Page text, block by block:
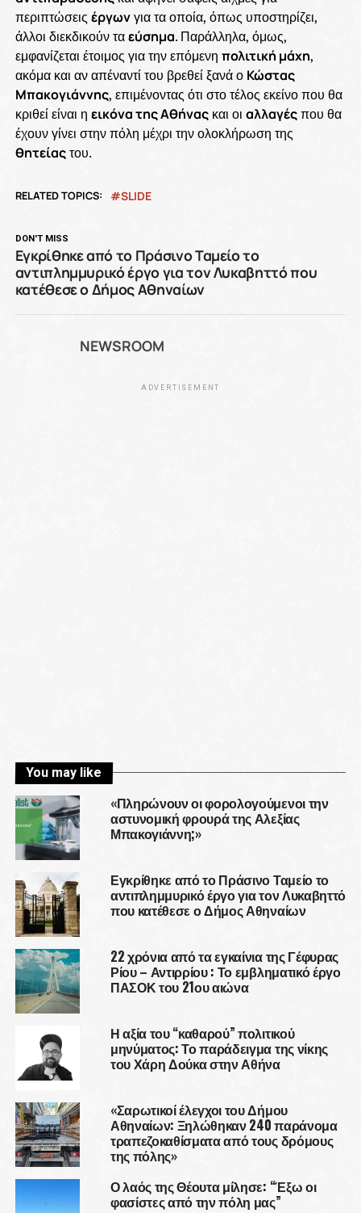
περιπτώσεις έργωνγια τα οποία, όπως υποστηρίζει,
άλλοι διεκδικούν ταεύσημα. Παράλληλα, όμως,
εμφανίζεται έτοιμος για την επόμενη πολιτική μάχη,
ακόμα και αν απέναντί του βρεθεί ξανά ο Κώστας
Μπακογιάννης, επιμένοντας ότι στο τέλος εκείνο που θα
κριθεί είναι η εικόνα της Αθήναςκαι οι αλλαγέςπου θα
έχουν γίνει στην πόλη μέχρι την ολοκλήρωση της
θητείαςτου.
RELATED TOPICS: SLIDE
DON'T MISS
Εγκρίθηκε από το Πράσινο Ταμείο το
αντιπλημμυρικό έργο για τον Λυκαβηττό που
κατέθεσε ο Δήμος Αθηναίων
NEWSROOM
ADVERTISEMENT
You may like
«Πληρώνουν οι φορολογούμενοι την
αστυνομική φρουρά της Αλεξίας
Μπακογιάννη;»
Εγκρίθηκε από το Πράσινο Ταμείο το
αντιπλημμυρικό έργο για τον Λυκαβηττό
που κατέθεσε ο Δήμος Αθηναίων
22 χρόνια από τα εγκαίνια της Γέφυρας
Ρίου – Αντιρρίου : Το εμβληματικό έργο
ΠΑΣΟΚ του 21ου αιώνα
Η αξία του “καθαρού” πολιτικού
μηνύματος: Το παράδειγμα της νίκης
του Χάρη Δούκα στην Αθήνα
«Σαρωτικοί έλεγχοι του Δήμου
Αθηναίων: Ξηλώθηκαν 240 παράνομα
τραπεζοκαθίσματα από τους δρόμους
της πόλης»
Ο λαός της Θέουτα μίλησε: “Έξω οι
φασίστες από την πόλη μας”